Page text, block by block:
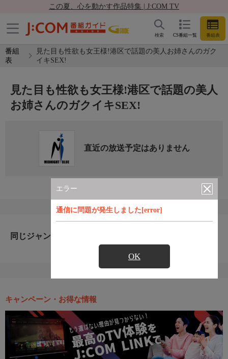
この夏、心を動かす作品特集 | J:COM TV
CS番組一覧 番組表
検索
番組
表
見た目も性欲も女王様!港区で話題の美人お姉さんのガク
イキSEX!
エラー
通信に問題が発生しました[error]
OK
見た目も性欲も女王様!港区で話題の美人
お姉さんのガクイキSEX!
直近の放送予定はありません
同じジャンルのおすすめ番組
キャンペーン・お得な情報